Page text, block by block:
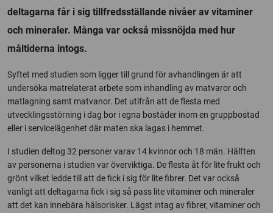
deltagarna får i sig tillfredsställande nivåer av vitaminer
och mineraler. Många var också missnöjda med hur
måltiderna intogs.
Syftet med studien som ligger till grund för avhandlingen är att
undersöka matrelaterat arbete som inhandling av matvaror och
matlagning samt matvanor. Det utifrån att de flesta med
utvecklingsstörning i dag bor i egna bostäder inom en gruppbostad
eller i servicelägenhet där maten ska lagas i hemmet.
I studien deltog 32 personer varav 14 kvinnor och 18 män. Hälften
av personerna i studien var överviktiga. De flesta åt för lite frukt och
grönt vilket ledde till att de fick i sig för lite fibrer. Det var också
vanligt att deltagarna fick i sig så pass lite vitaminer och mineraler
att det kan innebära hälsorisker. Lägst intag av fibrer, vitaminer och